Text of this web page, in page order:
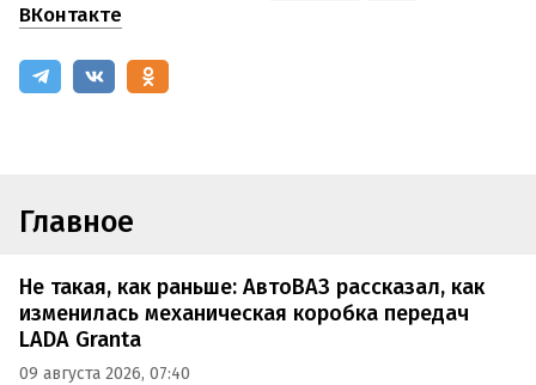
ВКонтакте
Главное
Не такая, как раньше: АвтоВАЗ рассказал, как
изменилась механическая коробка передач
LADA Granta
09 августа 2026, 07:40